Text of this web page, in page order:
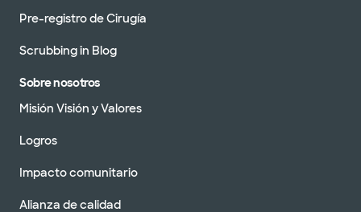
Pre-registro de Cirugía
Scrubbing in Blog
Sobre nosotros
Misión Visión y Valores
Logros
Impacto comunitario
Alianza de calidad